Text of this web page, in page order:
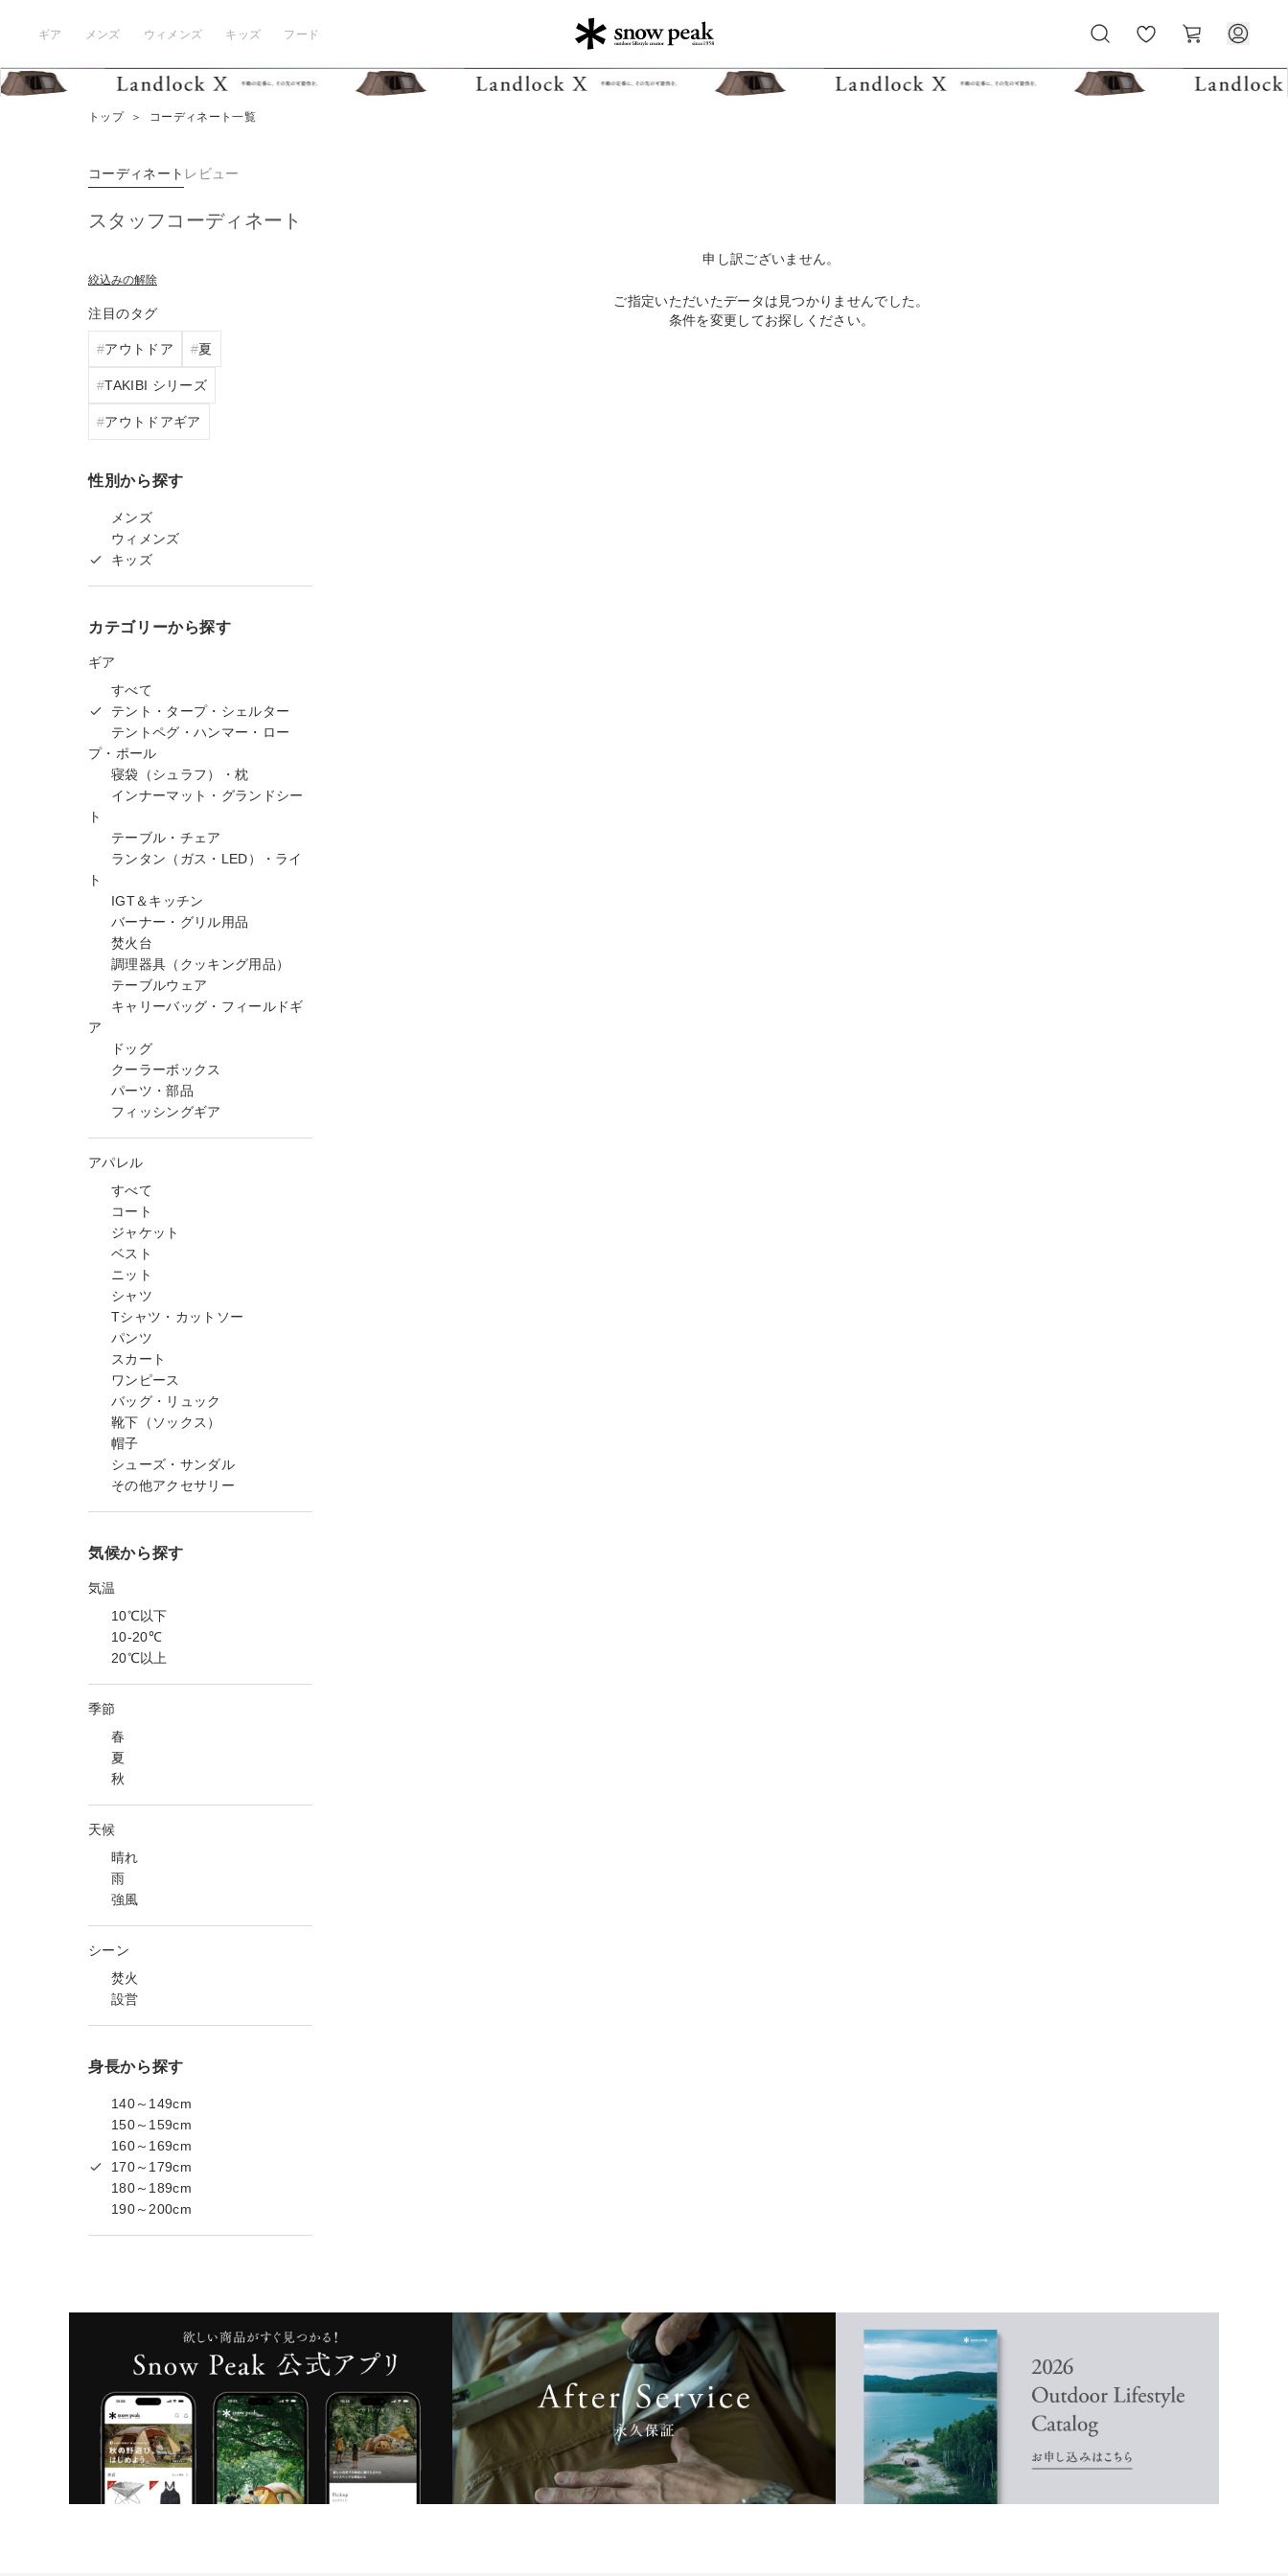
ギア メンズ ウィメンズ キッズ フード
気
に
ー
ト
トップ ＞ コーディネート一覧
コーディネート レビュー
スタッフコーディネート
絞込みの解除
注目のタグ
アウトドア 夏
TAKIBI シリーズ
アウトドアギア
性別から探す
メンズ
ウィメンズ
キッズ
カテゴリーから探す
ギア
すべて
テント・タープ・シェルター
テントペグ・ハンマー・ロー
プ・ポール
寝袋（シュラフ）・枕
インナーマット・グランドシー
ト
テーブル・チェア
ランタン（ガス・LED）・ライ
ト
IGT＆キッチン
バーナー・グリル用品
焚火台
調理器具（クッキング用品）
テーブルウェア
キャリーバッグ・フィールドギ
ア
ドッグ
クーラーボックス
パーツ・部品
フィッシングギア
アパレル
すべて
コート
ジャケット
ベスト
ニット
シャツ
Tシャツ・カットソー
パンツ
スカート
ワンピース
バッグ・リュック
靴下（ソックス）
帽子
シューズ・サンダル
その他アクセサリー
気候から探す
気温
10℃以下
10-20℃
20℃以上
季節
春
夏
秋
天候
晴れ
雨
強風
シーン
焚火
設営
身長から探す
140～149cm
150～159cm
160～169cm
170～179cm
180～189cm
190～200cm
申し訳ございません。
ご指定いただいたデータは見つかりませんでした。
条件を変更してお探しください。